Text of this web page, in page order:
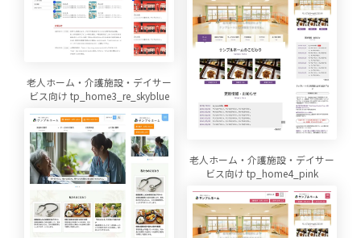
老人ホーム・介護施設・デイサー
ビス向け tp_home3_re_skyblue
老人ホーム・介護施設・デイサー
ビス向け tp_home4_pink